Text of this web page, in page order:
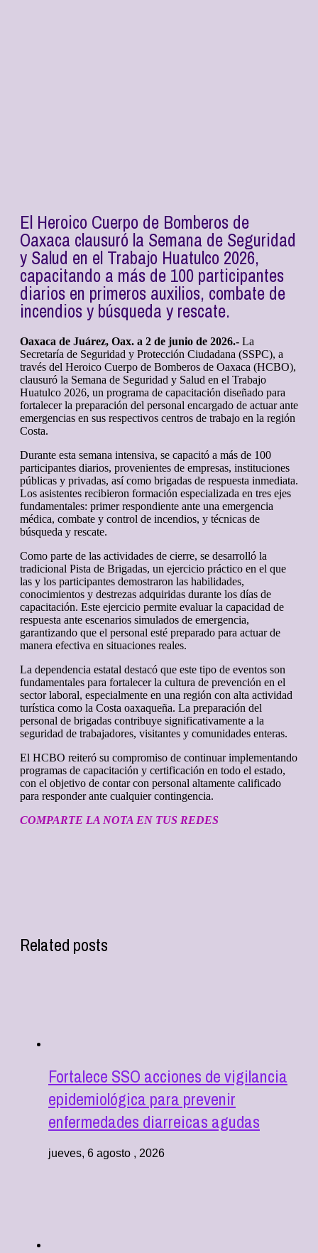
El Heroico Cuerpo de Bomberos de
Oaxaca clausuró la Semana de Seguridad
y Salud en el Trabajo Huatulco 2026,
capacitando a más de 100 participantes
diarios en primeros auxilios, combate de
incendios y búsqueda y rescate.
Oaxaca de Juárez, Oax. a 2 de junio de 2026.- La
Secretaría de Seguridad y Protección Ciudadana (SSPC), a
través del Heroico Cuerpo de Bomberos de Oaxaca (HCBO),
clausuró la Semana de Seguridad y Salud en el Trabajo
Huatulco 2026, un programa de capacitación diseñado para
fortalecer la preparación del personal encargado de actuar ante
emergencias en sus respectivos centros de trabajo en la región
Costa.
Durante esta semana intensiva, se capacitó a más de 100
participantes diarios, provenientes de empresas, instituciones
públicas y privadas, así como brigadas de respuesta inmediata.
Los asistentes recibieron formación especializada en tres ejes
fundamentales: primer respondiente ante una emergencia
médica, combate y control de incendios, y técnicas de
búsqueda y rescate.
Como parte de las actividades de cierre, se desarrolló la
tradicional Pista de Brigadas, un ejercicio práctico en el que
las y los participantes demostraron las habilidades,
conocimientos y destrezas adquiridas durante los días de
capacitación. Este ejercicio permite evaluar la capacidad de
respuesta ante escenarios simulados de emergencia,
garantizando que el personal esté preparado para actuar de
manera efectiva en situaciones reales.
La dependencia estatal destacó que este tipo de eventos son
fundamentales para fortalecer la cultura de prevención en el
sector laboral, especialmente en una región con alta actividad
turística como la Costa oaxaqueña. La preparación del
personal de brigadas contribuye significativamente a la
seguridad de trabajadores, visitantes y comunidades enteras.
El HCBO reiteró su compromiso de continuar implementando
programas de capacitación y certificación en todo el estado,
con el objetivo de contar con personal altamente calificado
para responder ante cualquier contingencia.
COMPARTE LA NOTA EN TUS REDES
Related posts
Fortalece SSO acciones de vigilancia
epidemiológica para prevenir
enfermedades diarreicas agudas
jueves, 6 agosto , 2026